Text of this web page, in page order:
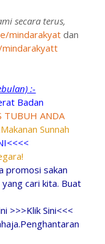
secara terus,
mindarakyat dan
:-
Badan
TUBUH ANDA
Sunnah
promosi sakan
cari kita. Buat
>>>Klik Sini<<<